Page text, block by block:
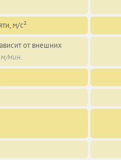
м/с²
от внешних
м/мин.